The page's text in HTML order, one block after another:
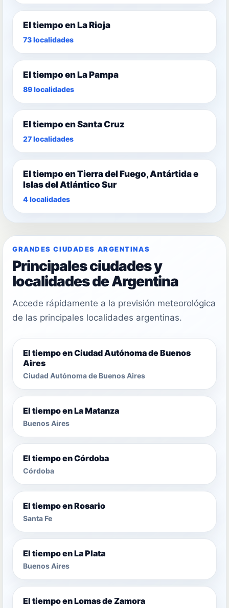
El tiempo en La Rioja
73 localidades
El tiempo en La Pampa
89 localidades
El tiempo en Santa Cruz
27 localidades
El tiempo en Tierra del Fuego, Antártida e
Islas del Atlántico Sur
4 localidades
GRANDES CIUDADES ARGENTINAS
Principales ciudades y
localidades de Argentina
Accede rápidamente a la previsión meteorológica
de las principales localidades argentinas.
El tiempo en Ciudad Autónoma de Buenos
Aires
Ciudad Autónoma de Buenos Aires
El tiempo en La Matanza
Buenos Aires
El tiempo en Córdoba
Córdoba
El tiempo en Rosario
Santa Fe
El tiempo en La Plata
Buenos Aires
El tiempo en Lomas de Zamora